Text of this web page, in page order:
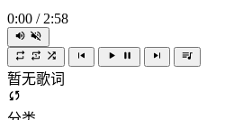
0:00 / 2:58
暂无歌词